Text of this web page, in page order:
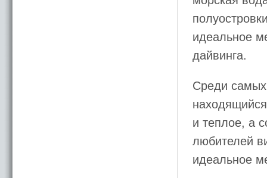
идеальное
дайвинга.
Среди
и теплое, а
любителей
идеальное